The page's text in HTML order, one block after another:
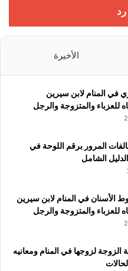
رد
الأخيرة
في المنام لابن سيرين
للعزباء والمتزوجة والرجل
المرور برقم اللوحة في
الأسنان في المنام لابن سيرين
للعزباء والمتزوجة والرجل
الزوجة لزوجها في المنام ومعانيه